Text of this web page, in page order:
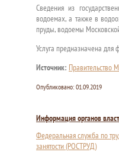
Сведения из
водоемах, а также в
пруды, водоемы
Услуга предназначена
Источник: Правительство
Опубликовано: 01.09.2019
Информация органов
Федеральная служба по
занятости (РОСТРУД)